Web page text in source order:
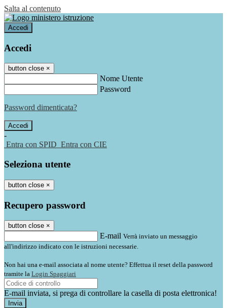
Salta al contenuto
Accedi
Accedi
button close ×
Nome Utente
Password
Password dimenticata?
-
Entra con SPID Entra con CIE
Seleziona utente
button close ×
Recupero password
button close ×
E-mail Verrà inviato un messaggio
all'indirizzo indicato con le istruzioni necessarie.
Non hai una e-mail associata al nome utente? Effettua il reset della password
tramite la Login Spaggiari
E-mail inviata, si prega di controllare la casella di posta elettronica!